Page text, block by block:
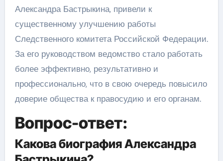
Александра Бастрыкина, привели к
существенному улучшению работы
Следственного комитета Российской Федерации.
За его руководством ведомство стало работать
более эффективно, результативно и
профессионально, что в свою очередь повысило
доверие общества к правосудию и его органам.
Вопрос-ответ:
Какова биография Александра